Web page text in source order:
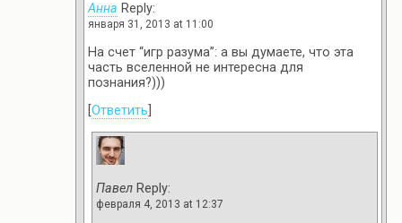
Анна Reply:
января 31, 2013 at 11:00
На счет “игр разума”: а вы думаете, что эта
часть вселенной не интересна для
познания?)))
Ответить
Павел Reply:
февраля 4, 2013 at 12:37